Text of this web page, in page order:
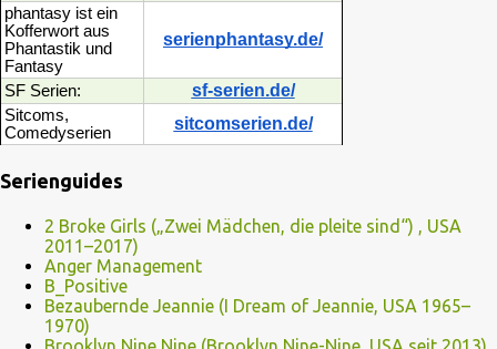
phantasy ist ein
Kofferwort aus
Phantastik und
Fantasy
serienphantasy.de/
SF Serien: sf-serien.de/
Sitcoms,
Comedyserien
sitcomserien.de/
Serienguides
2 Broke Girls („Zwei Mädchen, die pleite sind“) , USA
2011–2017)
Anger Management
B_Positive
Bezaubernde Jeannie (I Dream of Jeannie, USA 1965–
1970)